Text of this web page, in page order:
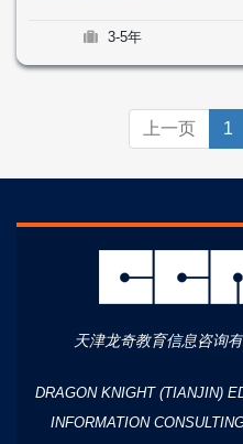
3-5年
上一页 1
天津龙奇教育信息咨询
DRAGON KNIGHT (TIANJIN)
INFORMATION